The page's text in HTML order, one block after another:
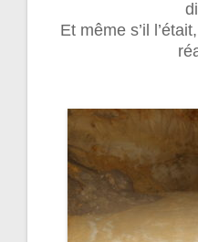
Et même s’il